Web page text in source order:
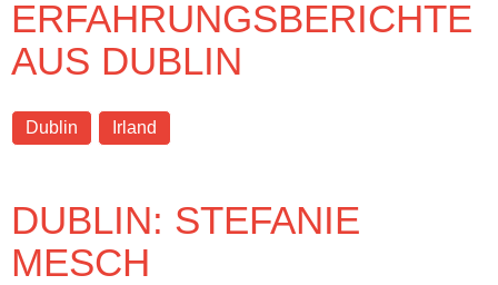
ERFAHRUNGSBERICHTE
AUS DUBLIN
Dublin Irland
DUBLIN: STEFANIE
MESCH